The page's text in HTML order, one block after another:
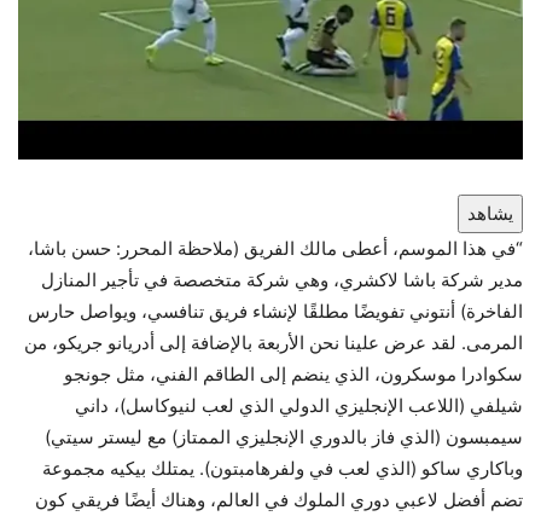
يشاهد
“في هذا الموسم، أعطى مالك الفريق (ملاحظة المحرر: حسن باشا،
مدير شركة باشا لاكشري، وهي شركة متخصصة في تأجير المنازل
الفاخرة) أنتوني تفويضًا مطلقًا لإنشاء فريق تنافسي، ويواصل حارس
المرمى. لقد عرض علينا نحن الأربعة بالإضافة إلى أدريانو جريكو، من
سكوادرا موسكرون، الذي ينضم إلى الطاقم الفني، مثل جونجو
شيلفي (اللاعب الإنجليزي الدولي الذي لعب لنيوكاسل)، داني
سيمبسون (الذي فاز بالدوري الإنجليزي الممتاز) مع ليستر سيتي)
وباكاري ساكو (الذي لعب في ولفرهامبتون). يمتلك بيكيه مجموعة
تضم أفضل لاعبي دوري الملوك في العالم، وهناك أيضًا فريقي كون